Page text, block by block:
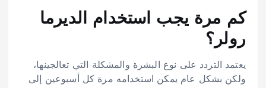
كم مرة يجب استخدام الديرما
رولر؟
يعتمد التردد على نوع البشرة والمشكلة التي تعالجينها،
ولكن بشكل عام يمكن استخدامه مرة كل أسبوعين إلى